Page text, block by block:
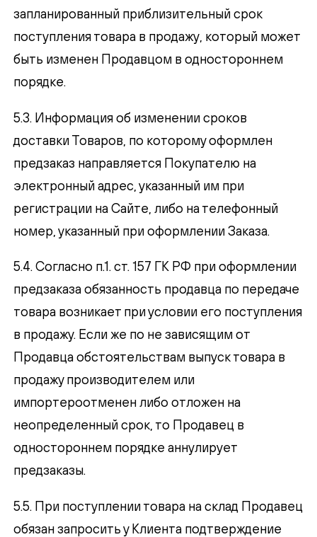
запланированный приблизительный срок
поступления товара в продажу, который может
быть изменен Продавцом в одностороннем
порядке.
5.3. Информация об изменении сроков
доставки Товаров, по которому оформлен
предзаказ направляется Покупателю на
электронный адрес, указанный им при
регистрации на Сайте, либо на телефонный
номер, указанный при оформлении Заказа.
5.4. Согласно п.1. ст. 157 ГК РФ при оформлении
предзаказа обязанность продавца по передаче
товара возникает при условии его поступления
в продажу. Если же по не зависящим от
Продавца обстоятельствам выпуск товара в
продажу производителем или
импортероотменен либо отложен на
неопределенный срок, то Продавец в
одностороннем порядке аннулирует
предзаказы.
5.5. При поступлении товара на склад Продавец
обязан запросить у Клиента подтверждение